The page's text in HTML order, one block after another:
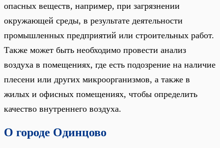
опасных веществ, например, при загрязнении
окружающей среды, в результате деятельности
промышленных предприятий или строительных работ.
Также может быть необходимо провести анализ
воздуха в помещениях, где есть подозрение на наличие
плесени или других микроорганизмов, а также в
жилых и офисных помещениях, чтобы определить
качество внутреннего воздуха.
О городе Одинцово